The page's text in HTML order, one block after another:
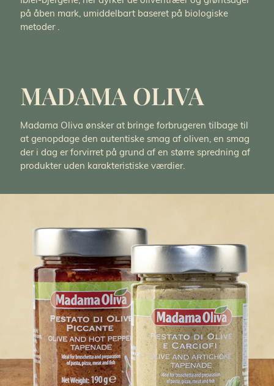
på åben mark, umiddelbart baseret på biologiske
metoder .
MADAMA OLIVA
Madama Oliva ønsker at bringe forbrugeren tilbage til
at genopdage den autentiske smag af oliven, en smag
der i dag er forvirret på grund af en større spredning af
produkter uden karakteristiske værdier.